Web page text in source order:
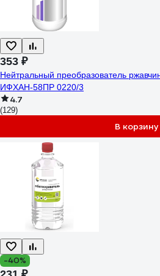
353 ₽
Нейтральный преобразователь
ИФХАН-58ПР 0220/3
4.7
(129)
В корзину
-40%